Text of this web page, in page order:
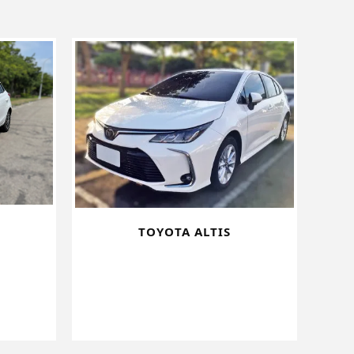
TOYOTA ALTIS